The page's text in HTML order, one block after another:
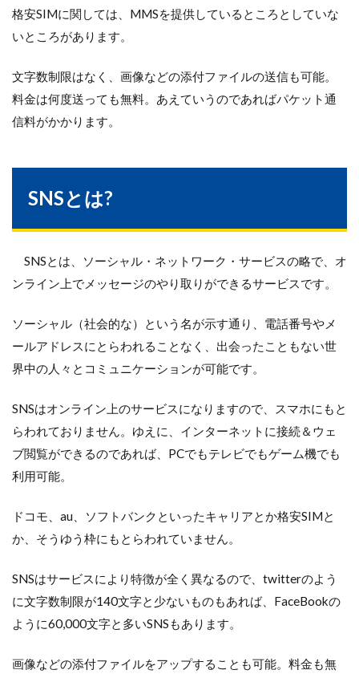
格安SIMに関しては、MMSを提供しているところとしていな
いところがあります。
文字数制限はなく、画像などの添付ファイルの送信も可能。
料金は何度送っても無料。あえていうのであればパケット通
信料がかかります。
SNSとは?
SNSとは、ソーシャル・ネットワーク・サービスの略で、オ
ンライン上でメッセージのやり取りができるサービスです。
ソーシャル（社会的な）という名が示す通り、電話番号やメ
ールアドレスにとらわれることなく、出会ったこともない世
界中の人々とコミュニケーションが可能です。
SNSはオンライン上のサービスになりますので、スマホにもと
らわれておりません。ゆえに、インターネットに接続＆ウェ
ブ閲覧ができるのであれば、PCでもテレビでもゲーム機でも
利用可能。
ドコモ、au、ソフトバンクといったキャリアとか格安SIMと
か、そうゆう枠にもとらわれていません。
SNSはサービスにより特徴が全く異なるので、twitterのよう
に文字数制限が140文字と少ないものもあれば、FaceBookの
ように60,000文字と多いSNSもあります。
画像などの添付ファイルをアップすることも可能。料金も無